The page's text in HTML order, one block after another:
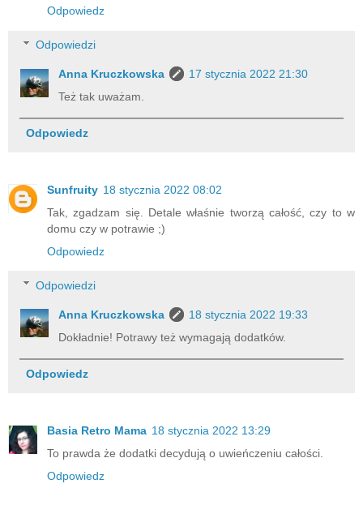
Odpowiedz
Odpowiedzi
Anna Kruczkowska
17 stycznia 2022 21:30
Też tak uważam.
Odpowiedz
Sunfruity 18 stycznia 2022 08:02
Tak, zgadzam się. Detale właśnie tworzą całość, czy to w
domu czy w potrawie ;)
Odpowiedz
Odpowiedzi
Anna Kruczkowska
18 stycznia 2022 19:33
Dokładnie! Potrawy też wymagają dodatków.
Odpowiedz
Basia Retro Mama 18 stycznia 2022 13:29
To prawda że dodatki decydują o uwieńczeniu całości.
Odpowiedz